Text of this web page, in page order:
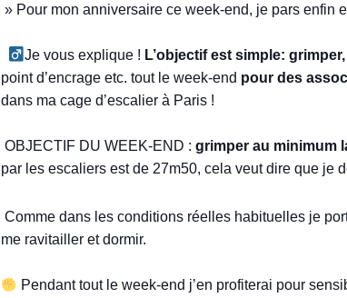
» Pour mon anniversaire ce week-end, je pars enfin
Je vous explique ! L’objectif est simple:
point d’encrage etc. tout le week-end pour des
dans ma cage d’escalier à Paris !⁣
️ OBJECTIF DU WEEK-END : grimper au minimum
par les escaliers est de 27m50, cela veut dire que je
Comme dans les conditions réelles habituelles je
me ravitailler et dormir. ⁣
Pendant tout le week-end j’en profiterai pour